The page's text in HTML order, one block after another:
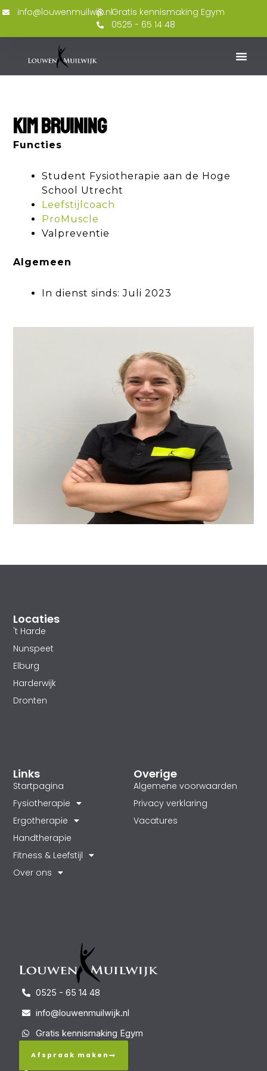
de
info@louwenmuilwijk.nlGratis kennismaking Egym
0525 - 65 14 48
Kim Bruining
Functies
Student Fysiotherapie aan de Hoge
School Utrecht
Leefstijlcoach
ProMuscle
Valpreventie
Algemeen
In dienst sinds: Juli 2023
0525 - 65 14 48
info@louwenmuilwijk.nl
Gratis kennismaking Egym
Afspraak maken
Overige
Algemene voorwaarden
Privacy verklaring
Vacatures
Links
Startpagina
Fysiotherapie
Ergotherapie
Handtherapie
Fitness & Leefstijl
Over ons
Locaties
't Harde
Nunspeet
Elburg
Harderwijk
Dronten